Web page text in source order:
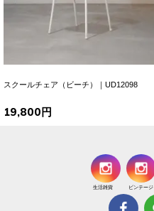
スクールチェア（ビーチ）｜UD12098
19,800円
生活雑貨 ビンテージ